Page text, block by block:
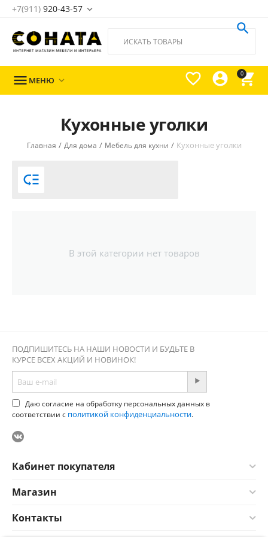
+7(911) 920-43-57 
0




 МЕНЮ 
Кухонные уголки
Главная / Для дома / Мебель для кухни / Кухонные уголки

В этой категории нет товаров
ПОДПИШИТЕСЬ НА НАШИ НОВОСТИ И БУДЬТЕ В
КУРСЕ ВСЕХ АКЦИЙ И НОВИНОК!
Даю согласие на обработку персональных данных в
соответствии с политикой конфиденциальности.
Кабинет покупателя
Магазин
Контакты